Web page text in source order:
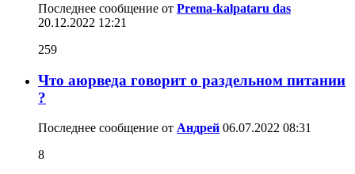
Последнее сообщение от Prema-kalpataru das
20.12.2022 12:21
259
Что аюрведа говорит о раздельном питании
?
Последнее сообщение от Aндрей 06.07.2022 08:31
8